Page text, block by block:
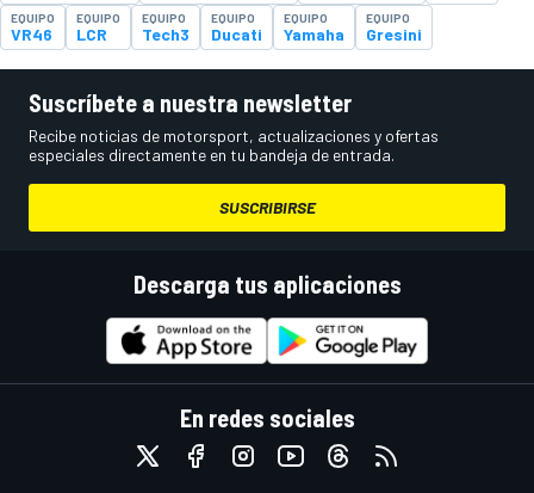
EQUIPO
VR46
EQUIPO
LCR
EQUIPO
Tech3
EQUIPO
Ducati
EQUIPO
Yamaha
EQUIPO
Gresini
Suscríbete a nuestra newsletter
Recibe noticias de motorsport, actualizaciones y ofertas
especiales directamente en tu bandeja de entrada.
SUSCRIBIRSE
Descarga tus aplicaciones
En redes sociales